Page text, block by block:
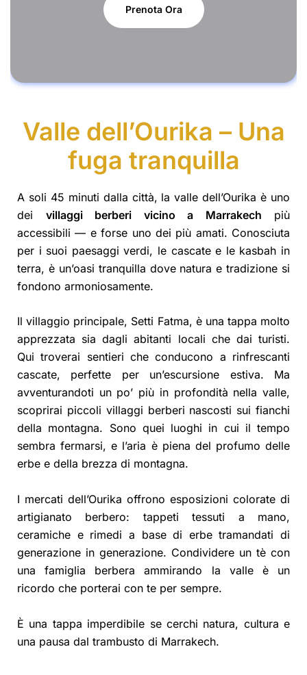
Prenota Ora
Valle dell’Ourika – Una
fuga tranquilla
A soli 45 minuti dalla città, la valle dell’Ourika è uno
dei villaggi berberi vicino a Marrakech più
accessibili — e forse uno dei più amati. Conosciuta
per i suoi paesaggi verdi, le cascate e le kasbah in
terra, è un’oasi tranquilla dove natura e tradizione si
fondono armoniosamente.
Il villaggio principale, Setti Fatma, è una tappa molto
apprezzata sia dagli abitanti locali che dai turisti.
Qui troverai sentieri che conducono a rinfrescanti
cascate, perfette per un’escursione estiva. Ma
avventurandoti un po’ più in profondità nella valle,
scoprirai piccoli villaggi berberi nascosti sui fianchi
della montagna. Sono quei luoghi in cui il tempo
sembra fermarsi, e l’aria è piena del profumo delle
erbe e della brezza di montagna.
I mercati dell’Ourika offrono esposizioni colorate di
artigianato berbero: tappeti tessuti a mano,
ceramiche e rimedi a base di erbe tramandati di
generazione in generazione. Condividere un tè con
una famiglia berbera ammirando la valle è un
ricordo che porterai con te per sempre.
È una tappa imperdibile se cerchi natura, cultura e
una pausa dal trambusto di Marrakech.